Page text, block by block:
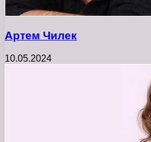
Артем Чилек
10.05.2024